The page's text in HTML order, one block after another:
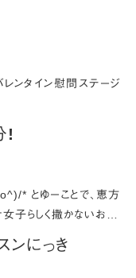
ンタイン慰問ステージ
!
* とゆーことで、恵方
子らしく撒かないお…
ンにっき